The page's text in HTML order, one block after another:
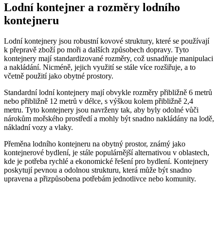
Lodní kontejner a rozměry lodního
kontejneru
Lodní kontejnery jsou robustní kovové struktury, které se používají
k přepravě zboží po moři a dalších způsobech dopravy. Tyto
kontejnery mají standardizované rozměry, což usnadňuje manipulaci
a nakládání. Nicméně, jejich využití se stále více rozšiřuje, a to
včetně použití jako obytné prostory.
Standardní lodní kontejnery mají obvykle rozměry přibližně 6 metrů
nebo přibližně 12 metrů v délce, s výškou kolem přibližně 2,4
metru. Tyto kontejnery jsou navrženy tak, aby byly odolné vůči
nárokům mořského prostředí a mohly být snadno nakládány na lodě,
nákladní vozy a vlaky.
Přeměna lodního kontejneru na obytný prostor, známý jako
kontejnerové bydlení, je stále populárnější alternativou v oblastech,
kde je potřeba rychlé a ekonomické řešení pro bydlení. Kontejnery
poskytují pevnou a odolnou strukturu, která může být snadno
upravena a přizpůsobena potřebám jednotlivce nebo komunity.